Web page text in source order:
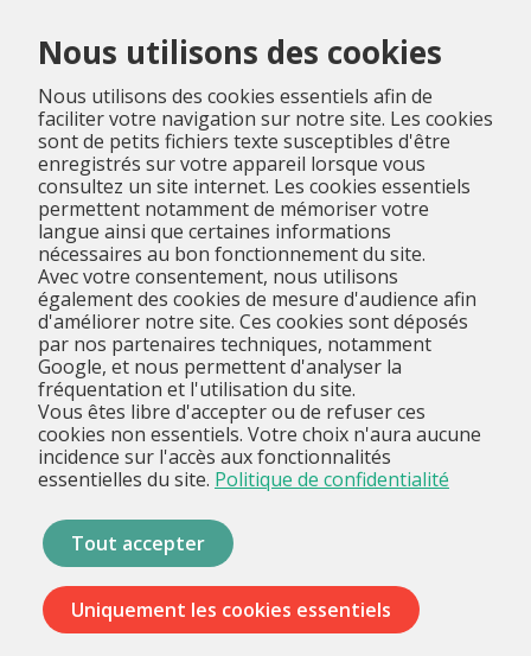
Nous utilisons des cookies
Nous utilisons des cookies essentiels afin de
faciliter votre navigation sur notre site. Les cookies
sont de petits fichiers texte susceptibles d'être
enregistrés sur votre appareil lorsque vous
consultez un site internet. Les cookies essentiels
permettent notamment de mémoriser votre
langue ainsi que certaines informations
nécessaires au bon fonctionnement du site.
Avec votre consentement, nous utilisons
également des cookies de mesure d'audience afin
d'améliorer notre site. Ces cookies sont déposés
par nos partenaires techniques, notamment
Google, et nous permettent d'analyser la
fréquentation et l'utilisation du site.
Vous êtes libre d'accepter ou de refuser ces
cookies non essentiels. Votre choix n'aura aucune
incidence sur l'accès aux fonctionnalités
essentielles du site. Politique de confidentialité
Tout accepter
Uniquement les cookies essentiels
Menu